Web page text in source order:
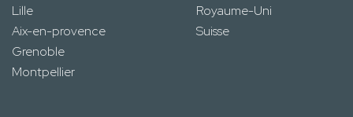
Lille
Aix-en-provence
Grenoble
Montpellier
Royaume-Uni
Suisse